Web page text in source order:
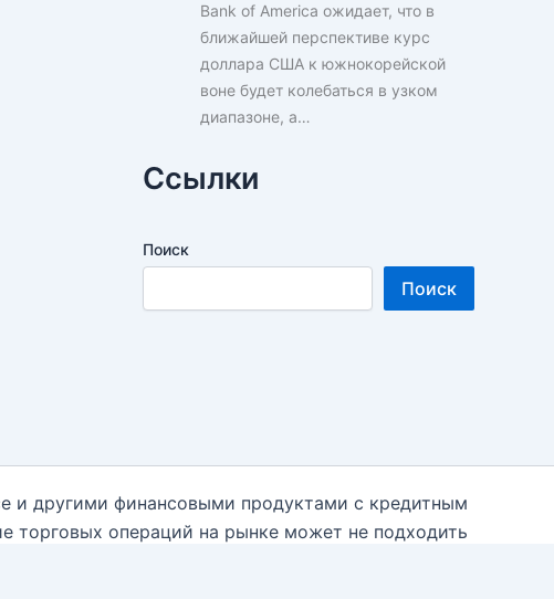
Bank of America ожидает, что в
ближайшей перспективе курс
доллара США к южнокорейской
воне будет колебаться в узком
диапазоне, а…
Ссылки
Поиск
Поиск
и другими финансовыми продуктами с кредитным
торговых операций на рынке может не подходить